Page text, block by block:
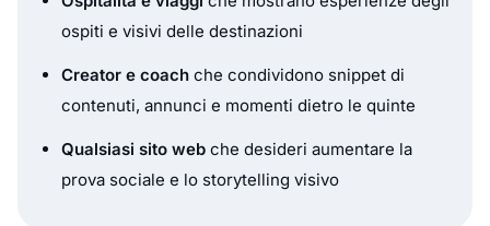
ospiti e visivi delle destinazioni
Creator e coach che condividono snippet di
contenuti, annunci e momenti dietro le quinte
Qualsiasi sito web che desideri aumentare la
prova sociale e lo storytelling visivo